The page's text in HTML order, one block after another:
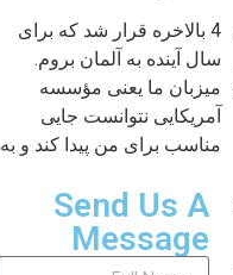
4 بالاخره قرار شد که برای
سال آینده به آلمان بروم.
میزبان ما یعنی مؤسسه
آمریکایی نتوانست جایی
مناسب برای من پیدا کند و به
Send Us A
Message